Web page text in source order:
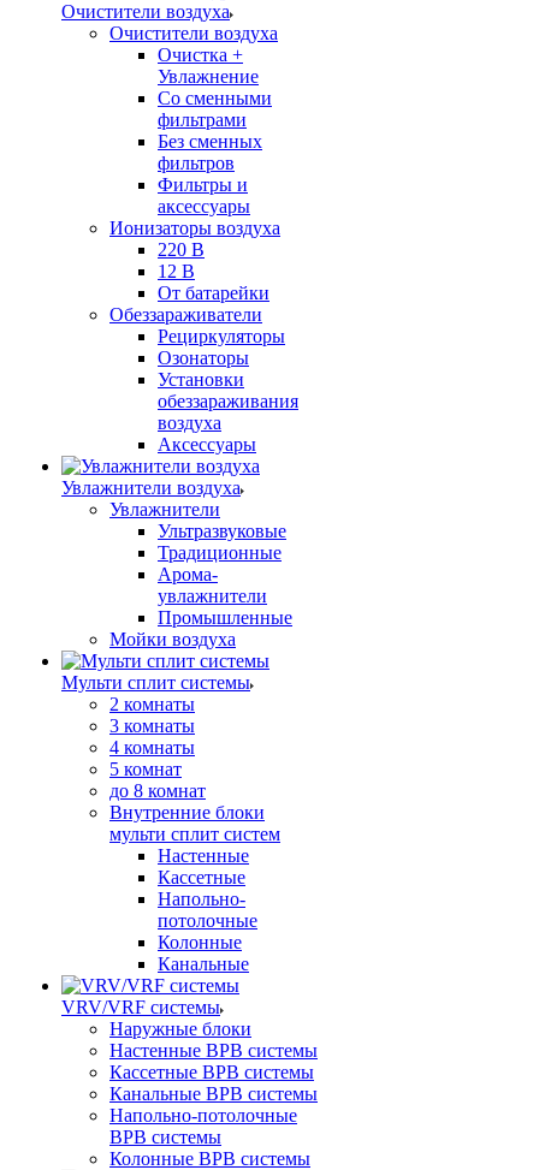
Очистители воздуха
Очистители воздуха
Очистка +
Увлажнение
Cо сменными
фильтрами
Без сменных
фильтров
Фильтры и
аксессуары
Ионизаторы воздуха
220 В
12 В
От батарейки
Обеззараживатели
Рециркуляторы
Озонаторы
Установки
обеззараживания
воздуха
Аксессуары
Увлажнители воздуха
Увлажнители
Ультразвуковые
Традиционные
Арома-
увлажнители
Промышленные
Мойки воздуха
Мульти сплит системы
2 комнаты
3 комнаты
4 комнаты
5 комнат
до 8 комнат
Внутренние блоки
мульти сплит систем
Настенные
Кассетные
Напольно-
потолочные
Колонные
Канальные
VRV/VRF системы
Наружные блоки
Настенные ВРВ системы
Кассетные ВРВ системы
Канальные ВРВ системы
Напольно-потолочные
ВРВ системы
Колонные ВРВ системы